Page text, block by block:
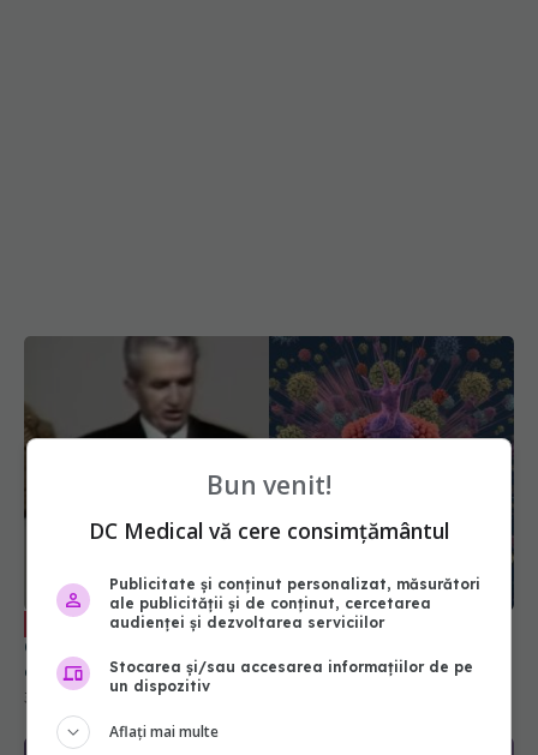
EXCLUSIV Boala pe care ar fi avut-o Ceaușescu.
Conf. dr. Marcian Manu: 80% din cancere se
dezvoltă în această zonă. Este deosebit de
importantă
30 aug 2023, 12:00
Bun venit!
DC Medical vă cere consimțământul
Publicitate și conținut personalizat, măsurători
ale publicității și de conținut, cercetarea
audienței și dezvoltarea serviciilor
Stocarea și/sau accesarea informațiilor de pe
un dispozitiv
Aflați mai multe